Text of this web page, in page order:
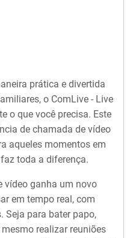
prática e divertida
o ComLive - Live
o que você precisa. Este
de chamada de vídeo
aqueles momentos em
toda a diferença.
vídeo ganha um novo
em tempo real, com
Seja para bater papo,
realizar reuniões